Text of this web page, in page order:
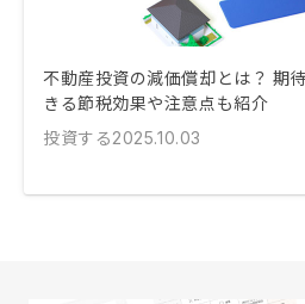
不動産投資の減価償却とは？ 期
きる節税効果や注意点も紹介
投資する2025.10.03